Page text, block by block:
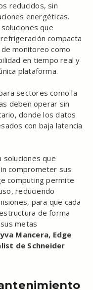
reducidos, sin
energéticas.
que
compacta
monitoreo como
en tiempo real y
plataforma.
sectores como la
deben operar sin
donde los datos
con baja latencia
soluciones que
comprometer sus
computing permite
reduciendo
para que cada
de forma
metas
Mancera, Edge
de Schneider